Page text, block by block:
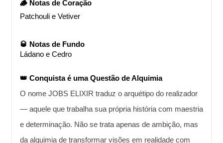
🪵 Notas de Coração
Patchouli e Vetiver
🥃 Notas de Fundo
Ládano e Cedro
👑 Conquista é uma Questão de Alquimia
O nome JOBS ELIXIR traduz o arquétipo do realizador
— aquele que trabalha sua própria história com maestria
e determinação. Não se trata apenas de ambição, mas
da alquimia de transformar visões em realidade com